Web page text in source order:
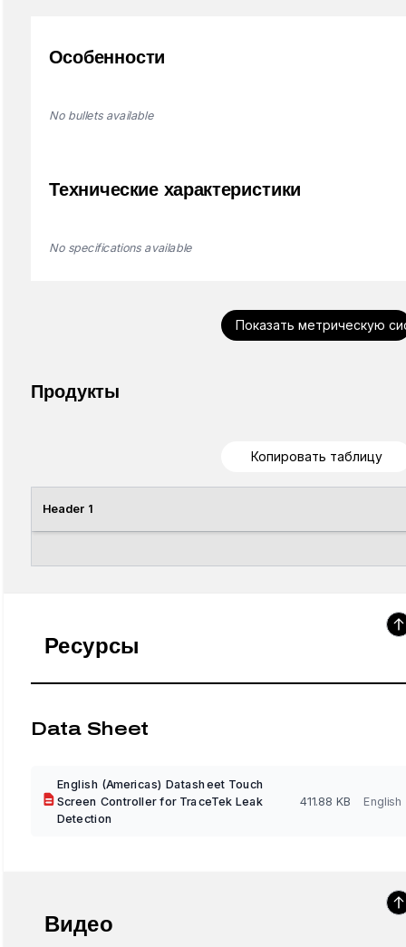
Особенности
No bullets available
Технические характеристики
No specifications available
Показать метрическую
Продукты
Копировать таблицу
Header 1
Ресурсы
Data Sheet
English (Americas) Datasheet Touch
Screen Controller for TraceTek Leak
Detection
411.88 KB English
Видео